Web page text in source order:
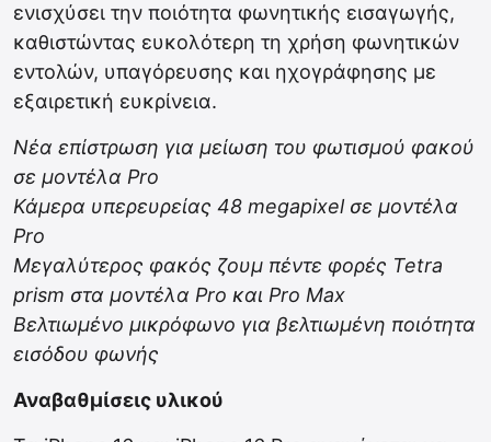
ενισχύσει την ποιότητα φωνητικής εισαγωγής,
καθιστώντας ευκολότερη τη χρήση φωνητικών
εντολών, υπαγόρευσης και ηχογράφησης με
εξαιρετική ευκρίνεια.
Νέα επίστρωση για μείωση του φωτισμού φακού
σε μοντέλα Pro
Κάμερα υπερευρείας 48 megapixel σε μοντέλα
Pro
Μεγαλύτερος φακός ζουμ πέντε φορές Tetra
prism στα μοντέλα Pro και Pro Max
Βελτιωμένο μικρόφωνο για βελτιωμένη ποιότητα
εισόδου φωνής
Αναβαθμίσεις υλικού